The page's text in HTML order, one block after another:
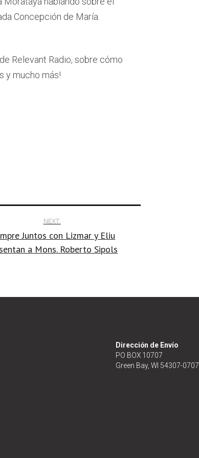
Concepción de María.
Relevant Radio, sobre cómo
y mucho más!
NEXT:
Juntos con Lizmar y Eliu
a Mons. Roberto Sipols
Dirección de Envío
PO BOX 10707
Green Bay, WI 54307-0707